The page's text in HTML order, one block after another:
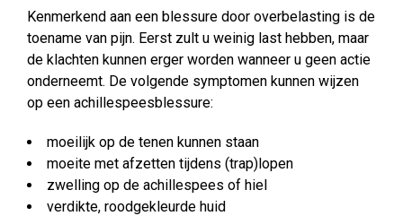
Kenmerkend aan een blessure door overbelasting is de
toename van pijn. Eerst zult u weinig last hebben, maar
de klachten kunnen erger worden wanneer u geen actie
onderneemt. De volgende symptomen kunnen wijzen
op een achillespeesblessure:
moeilijk op de tenen kunnen staan
moeite met afzetten tijdens (trap)lopen
zwelling op de achillespees of hiel
verdikte, roodgekleurde huid